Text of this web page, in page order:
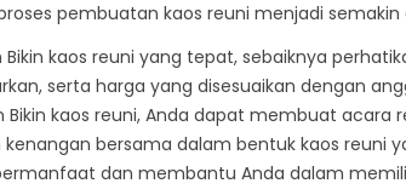
pembuatan kaos reuni menjadi semakin
kaos reuni yang tepat, sebaiknya
serta harga yang disesuaikan dengan
kaos reuni, Anda dapat membuat acara
bersama dalam bentuk kaos reuni
dan membantu Anda dalam